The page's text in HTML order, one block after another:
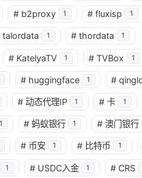
你感兴趣的领域
11 AM科技2 ApplePay2
# b2proxy 1 # fluxisp 1
talordata 1 # thordata 1
# KatelyaTV 1 # TVBox 1
# huggingface 1 #
# 动态代理IP 1 # 卡 1
1 # 蚂蚁银行 1 # 澳门银行
# 币安 1 # 比特币 1
1 # USDC入金 1 # CRS